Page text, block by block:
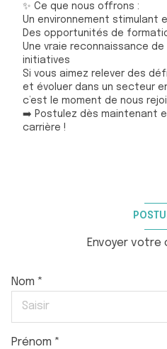
✨ Ce que nous offrons :
Un environnement stimulant
Des opportunités de
Une vraie reconnaissance
initiatives
Si vous aimez relever des
et évoluer dans un secteur
c’est le moment de nous
➡️ Postulez dès maintenant
carrière !
Envoyer votre
Nom *
Prénom *